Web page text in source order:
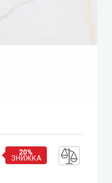
20%
ЗНИЖКА